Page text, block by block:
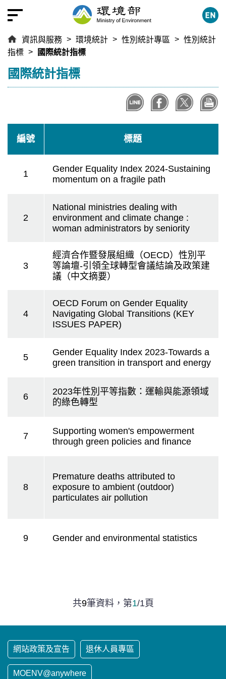
跳
到
要
內
容
區
資訊與服務 環境統計 性別統計專區
性別統計
指標
國際統計指標
:::
國際統計指標
編號 標題
1
Gender Equality Index 2024-Sustaining
momentum on a fragile path
2
National ministries dealing with
environment and climate change :
woman administrators by seniority
3
經濟合作暨發展組織（OECD）性別平
等論壇-引領全球轉型會議結論及政策建
議（中文摘要）
4
OECD Forum on Gender Equality
Navigating Global Transitions (KEY
ISSUES PAPER)
5
Gender Equality Index 2023-Towards a
green transition in transport and energy
6
2023年性別平等指數：運輸與能源領域
的綠色轉型
7
Supporting women's empowerment
through green policies and finance
8
Premature deaths attributed to
exposure to ambient (outdoor)
particulates air pollution
9 Gender and environmental statistics
共9筆資料， 第1/1頁
網站政策及宣告 退休人員專區
MOENV@anywhere